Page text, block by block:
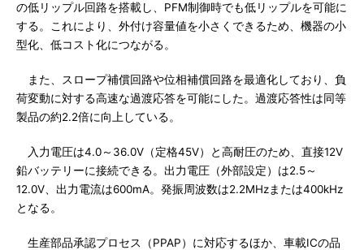
の低リップル回路を搭載し、PFM制御時でも低リップルを可能に
する。これにより、外付け容量値を小さくできるため、機器の小
型化、低コスト化につながる。
また、スロープ補償回路や位相補償回路を最適化しており、負
荷変動に対する高速な過渡応答を可能にした。過渡応答性は同等
製品の約2.2倍に向上している。
入力電圧は4.0～36.0V（定格45V）と高耐圧のため、直接12V
鉛バッテリーに接続できる。出力電圧（外部設定）は2.5～
12.0V、出力電流は600mA。発振周波数は2.2MHzまたは400kHz
となる。
生産部品承認プロセス（PPAP）に対応するほか、車載ICの品